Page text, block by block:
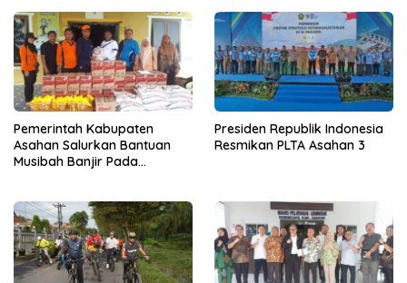
Pemerintah Kabupaten
Asahan Salurkan Bantuan
Musibah Banjir Pada
Presiden Republik Indonesia
Resmikan PLTA Asahan 3